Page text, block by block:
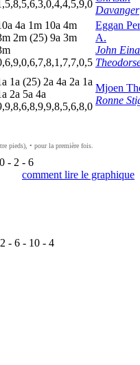
Davanger
4a 1m 10a 4m
m 2m (25) 9a 3m
m
Eggan Per
A.
John
a 1a (25) 2a 4a 2a 1a
a 2a 5a 4a
Mjoen
Ronne
pieds), • pour la première fois.
- 2 - 6
comment lire le graphique
2 - 6 - 10 - 4